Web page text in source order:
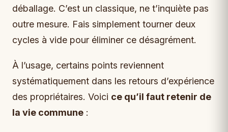
déballage. C’est un classique, ne t’inquiète pas
outre mesure. Fais simplement tourner deux
cycles à vide pour éliminer ce désagrément.
À l’usage, certains points reviennent
systématiquement dans les retours d’expérience
des propriétaires. Voici ce qu’il faut retenir de
la vie commune :